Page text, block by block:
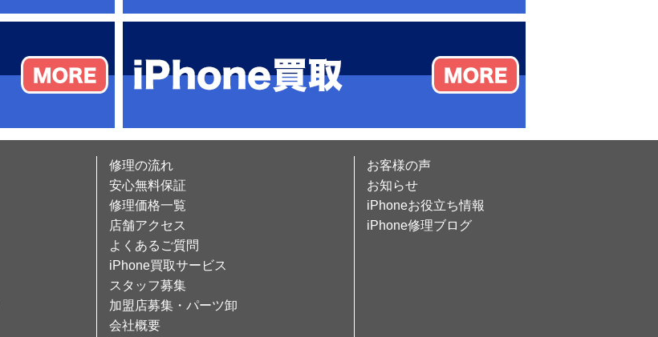
修理の流れ
安心無料保証
修理価格一覧
店舗アクセス
よくあるご質問
iPhone買取サービス
スタッフ募集
加盟店募集・パーツ卸
会社概要
お客様の声
お知らせ
iPhoneお役立ち情報
iPhone修理ブログ